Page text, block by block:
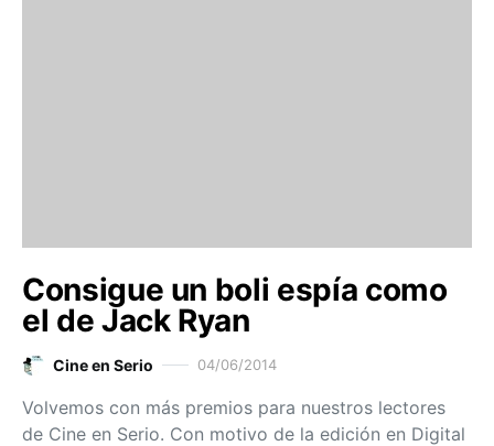
Consigue un boli espía como
el de Jack Ryan
Cine en Serio 04/06/2014
Volvemos con más premios para nuestros lectores
de Cine en Serio. Con motivo de la edición en Digital